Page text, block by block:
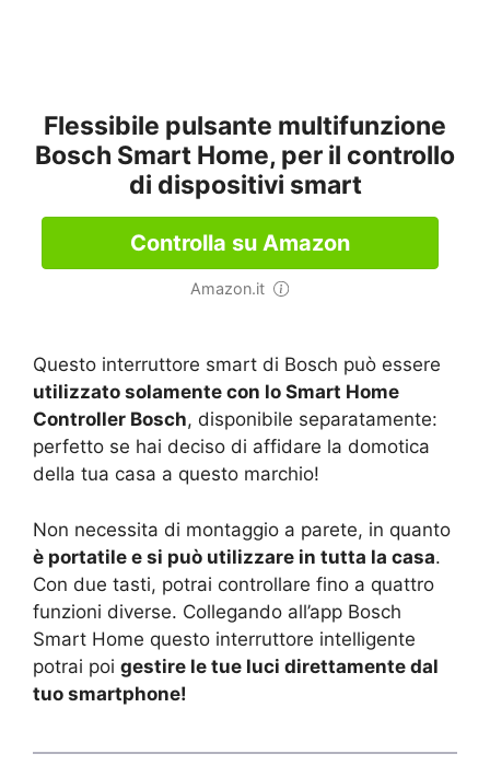
Flessibile pulsante multifunzione
Bosch Smart Home, per il controllo
di dispositivi smart
Controlla su Amazon
Amazon.it
Questo interruttore smart di Bosch può essere
utilizzato solamente con lo Smart Home
Controller Bosch, disponibile separatamente:
perfetto se hai deciso di affidare la domotica
della tua casa a questo marchio!
Non necessita di montaggio a parete, in quanto
è portatile e si può utilizzare in tutta la casa.
Con due tasti, potrai controllare fino a quattro
funzioni diverse. Collegando all’app Bosch
Smart Home questo interruttore intelligente
potrai poi gestire le tue luci direttamente dal
tuo smartphone!